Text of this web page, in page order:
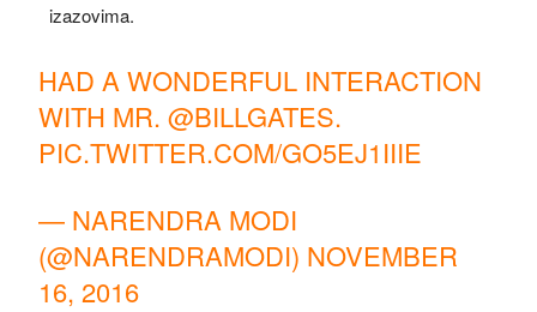
izazovima.
HAD A WONDERFUL INTERACTION
WITH MR.@BILLGATES.
PIC.TWITTER.COM/GO5EJ1IIIE
— NARENDRA MODI
(@NARENDRAMODI) NOVEMBER
16, 2016